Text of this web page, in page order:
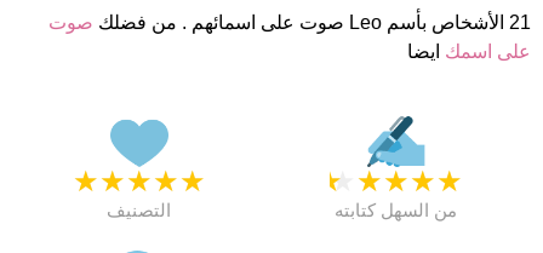
21 الأشخاص بأسم Leo صوت على اسمائهم . من فضلك
صوت
على اسمك ايضا
★
★
★
★
★
التصنيف
★
★
★
★
★
من السهل كتابته